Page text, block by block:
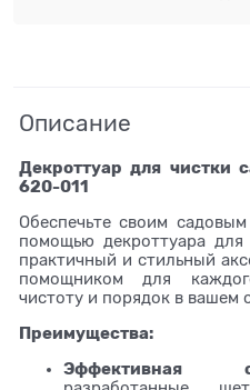
Описание
Декроттуар для чистки
620-011
Обеспечьте своим
помощью декроттуара
практичный и стильный
помощником для
чистоту и порядок в вашем
Преимущества:
Эффективная